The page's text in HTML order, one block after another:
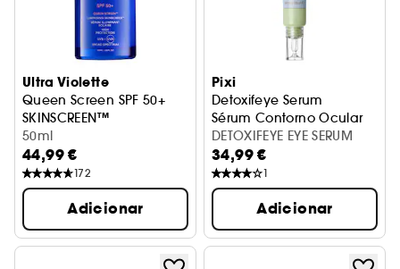
Ultra Violette
Queen Screen SPF 50+
SKINSCREEN™
Sérum Iluminador Solar
50ml
44,99 €
172
Adicionar
Pixi
Detoxifeye Serum
Sérum Contorno Ocular
DETOXIFEYE EYE SERUM
34,99 €
1
Adicionar